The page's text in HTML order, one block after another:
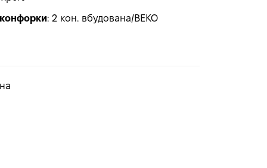
:2 кон. вбудована/BEKO